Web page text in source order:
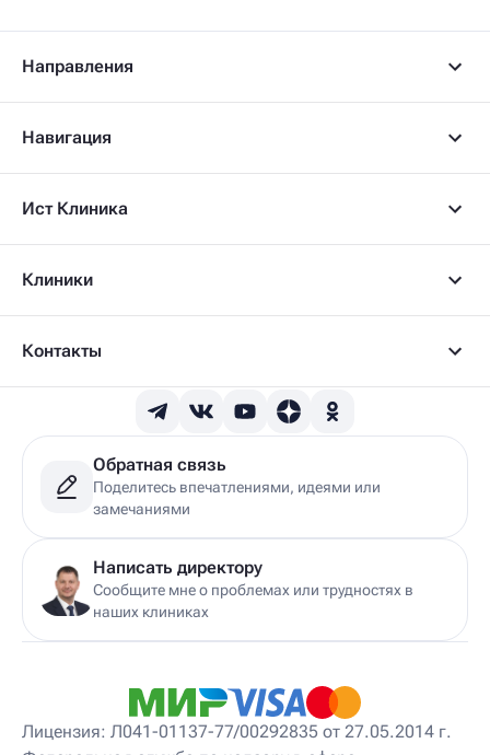
Гериатр
Гинеколог
Гирудолог
Дерматовенеролог
Детский вертебролог
Детский врач УЗИ
Детский гепатолог
Детский гинеколог
Детский гинеколог-эндокринолог
Детский гирудотерапевт
Детский дерматовенеролог
Детский дерматолог
Детский диетолог
Детский инструктор ЛФК
Детский кинезиолог
Детский консультирующий врач ЛФК
Детский мануальный терапевт
Детский массажист
Детский невропатолог
Детский нейропсихолог
Детский нутрициолог
Направления
Навигация
Ист Клиника
Клиники
Контакты
Обратная связь
Поделитесь впечатлениями, идеями или
замечаниями
Написать директору
Сообщите мне о проблемах или трудностях в
наших клиниках
Лицензия: Л041-01137-77/00292835 от 27.05.2014 г.